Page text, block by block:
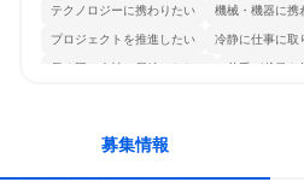
テクノロジーに携わりたい 機械・機器に携
プロジェクトを推進したい 冷静に仕事に取
長く同じ会社に居続けられる 若手が裁量を
募集情報